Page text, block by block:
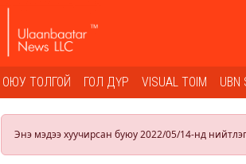
ОЮУ ТОЛГОЙ ГОЛ ДҮР VISUAL TOIM UBN
Энэ мэдээ хуучирсан буюу 2022/05/14-нд